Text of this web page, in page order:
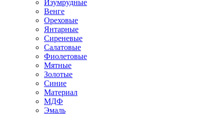
Изумрудные
Венге
Ореховые
Янтарные
Сиреневые
Салатовые
Фиолетовые
Мятные
Золотые
Синие
Материал
МДФ
Эмаль